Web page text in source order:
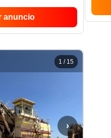
anuncio
›
1 / 15